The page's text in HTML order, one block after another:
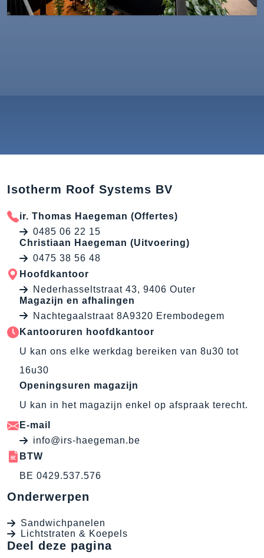
Isotherm Roof Systems BV
ir. Thomas Haegeman (Offertes)
0485 06 22 15
Christiaan Haegeman (Uitvoering)
0475 38 56 48
Hoofdkantoor
Nederhasseltstraat 43, 9406 Outer
Magazijn en afhalingen
Nachtegaalstraat 8A9320 Erembodegem
Kantooruren hoofdkantoor
U kan ons elke werkdag bereiken van 8u30 tot
16u30
Openingsuren magazijn
U kan in het magazijn enkel op afspraak terecht.
E-mail
info@irs-haegeman.be
BTW
BE 0429.537.576
Onderwerpen
Sandwichpanelen
Lichtstraten & Koepels
Deel deze pagina